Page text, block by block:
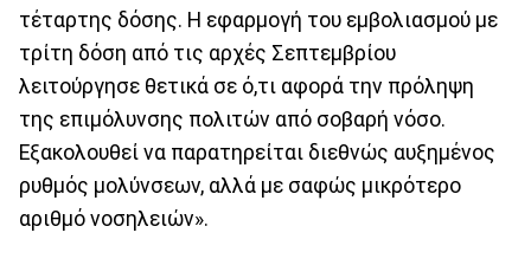
τέταρτης δόσης. Η εφαρμογή του εμβολιασμού με
τρίτη δόση από τις αρχές Σεπτεμβρίου
λειτούργησε θετικά σε ό,τι αφορά την πρόληψη
της επιμόλυνσης πολιτών από σοβαρή νόσο.
Εξακολουθεί να παρατηρείται διεθνώς αυξημένος
ρυθμός μολύνσεων, αλλά με σαφώς μικρότερο
αριθμό νοσηλειών».